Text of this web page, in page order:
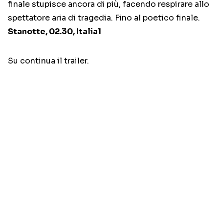
finale stupisce ancora di più, facendo respirare allo
spettatore aria di tragedia. Fino al poetico finale.
Stanotte, 02.30, Italia1
Su continua il trailer.